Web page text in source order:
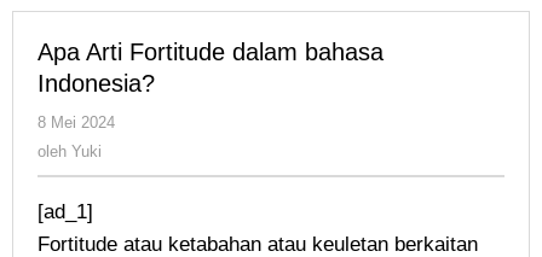
Apa Arti Fortitude dalam bahasa
Indonesia?
8 Mei 2024
oleh Yuki
[ad_1]
Fortitude atau ketabahan atau keuletan berkaitan